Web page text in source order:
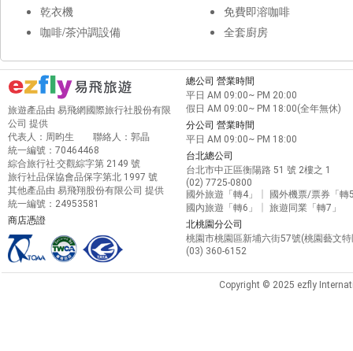
乾衣機
咖啡/茶沖調設備
免費即溶咖啡
全套廚房